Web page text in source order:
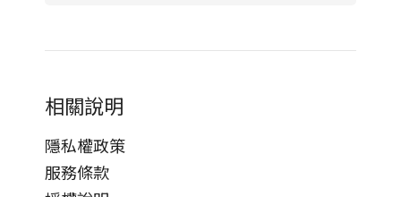
相關說明
隱私權政策
服務條款